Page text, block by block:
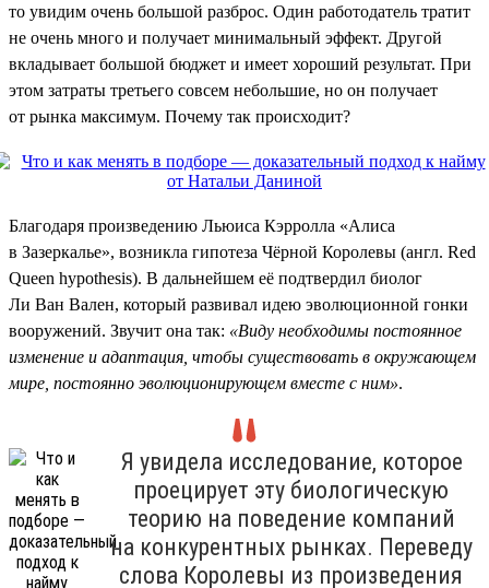
то увидим очень большой разброс. Один работодатель тратит
не очень много и получает минимальный эффект. Другой
вкладывает большой бюджет и имеет хороший результат. При
этом затраты третьего совсем небольшие, но он получает
от рынка максимум. Почему так происходит?
Благодаря произведению Льюиса Кэрролла «Алиса
в Зазеркалье», возникла гипотеза Чёрной Королевы (англ. Red
Queen hypothesis). В дальнейшем её подтвердил биолог
Ли Ван Вален, который развивал идею эволюционной гонки
вооружений. Звучит она так: «Виду необходимы постоянное
изменение и адаптация, чтобы существовать в окружающем
мире, постоянно эволюционирующем вместе с ним».
Я увидела исследование, которое
проецирует эту биологическую
теорию на поведение компаний
на конкурентных рынках. Переведу
слова Королевы из произведения